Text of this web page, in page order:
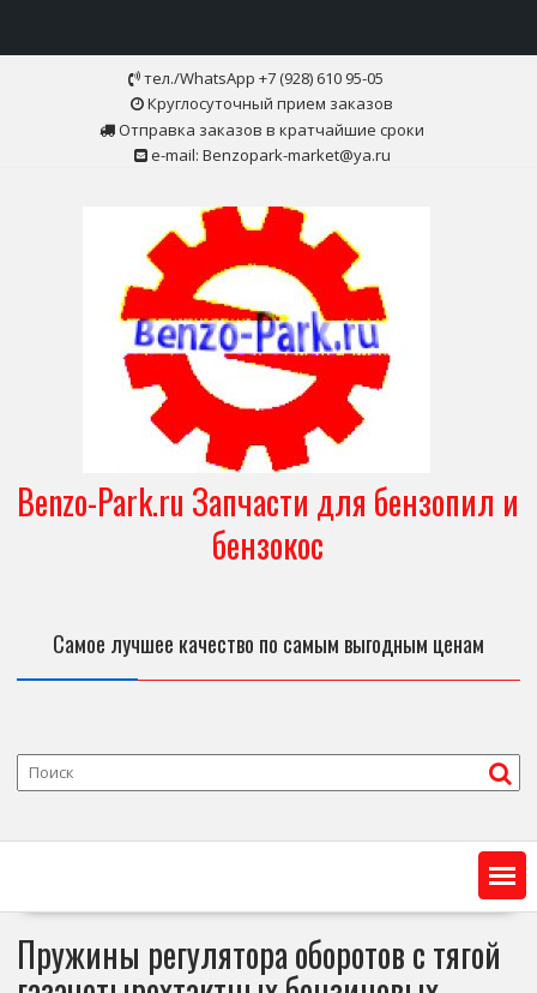
тел./WhatsApp +7 (928) 610 95-05
Круглосуточный прием заказов
Отправка заказов в кратчайшие сроки
e-mail: Benzopark-market@ya.ru
Benzo-Park.ru Запчасти для бензопил и
бензокос
Самое лучшее качество по самым выгодным ценам
Пружины регулятора оборотов с тягой